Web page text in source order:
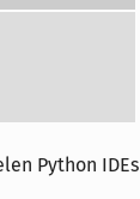
Python IDEs